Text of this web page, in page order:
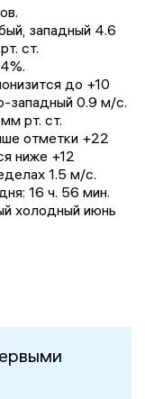
западный 4.6
ст.
до +10
западный 0.9 м/с.
рт. ст.
отметки +22
ниже +12
1.5 м/с.
16 ч. 56 мин.
холодный июнь